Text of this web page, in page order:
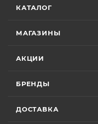
КАТАЛОГ
МАГАЗИНЫ
АКЦИИ
БРЕНДЫ
ДОСТАВКА